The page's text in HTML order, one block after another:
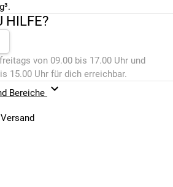
HILFE?
von 09.00 bis 17.00 Uhr und
15.00 Uhr für dich erreichbar.
Bereiche